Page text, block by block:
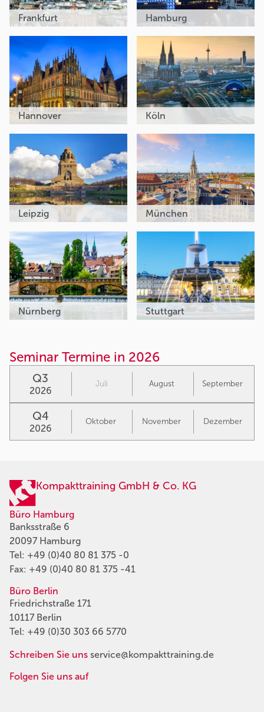
Frankfurt Hamburg
Hannover Köln
Leipzig München
Nürnberg Stuttgart
Seminar Termine in 2026
Q3
2026
Juli August September
Q4
2026
Oktober November Dezember
Kompakttraining GmbH & Co. KG
Büro Hamburg
Banksstraße 6
20097 Hamburg
Tel: +49 (0)40 80 81 375 -0
Fax: +49 (0)40 80 81 375 -41
Büro Berlin
Friedrichstraße 171
10117 Berlin
Tel: +49 (0)30 303 66 5770
Schreiben Sie uns service@kompakttraining.de
Folgen Sie uns auf